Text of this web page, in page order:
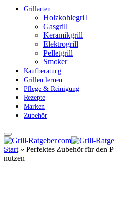
Grillarten
Holzkohlegrill
Gasgrill
Keramikgrill
Elektrogrill
Pelletgrill
Smoker
Kaufberatung
Grillen lernen
Pflege & Reinigung
Rezepte
Marken
Zubehör
Start » Perfektes Zubehör für den
nutzen